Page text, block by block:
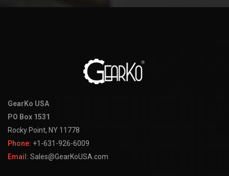
GearKo USA
PO Box 1531
Rocky Point, NY 11778
Phone: +1-631-926-6009
Email: Sales@GearKoUSA.com